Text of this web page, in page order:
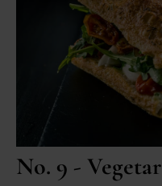
No. 9 - Vegetar